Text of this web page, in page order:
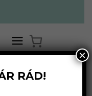
RÁD!
×